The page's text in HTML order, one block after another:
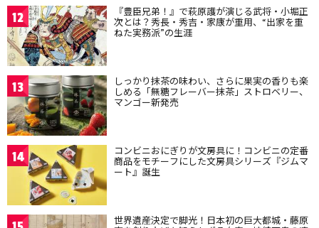
12 『豊臣兄弟！』で萩原護が演じる武将・小堀正
次とは？秀長・秀吉・家康が重用、“出家を重
ねた実務派”の生涯
13 しっかり抹茶の味わい、さらに果実の香りも楽
しめる「無糖フレーバー抹茶」ストロベリー、
マンゴー新発売
14 コンビニおにぎりが文房具に！コンビニの定番
商品をモチーフにした文房具シリーズ『ジムマ
ート』誕生
世界遺産決定で脚光！日本初の巨大都城・藤原